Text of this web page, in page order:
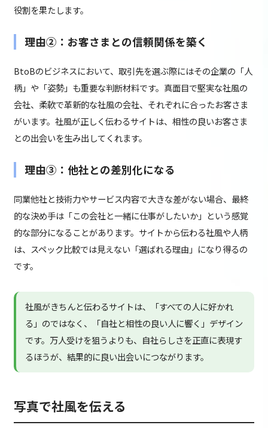
役割を果たします。
理由②：お客さまとの信頼関係を築く
BtoBのビジネスにおいて、取引先を選ぶ際にはその企業の「人
柄」や「姿勢」も重要な判断材料です。真面目で堅実な社風の
会社、柔軟で革新的な社風の会社、それぞれに合ったお客さま
がいます。社風が正しく伝わるサイトは、相性の良いお客さま
との出会いを生み出してくれます。
理由③：他社との差別化になる
同業他社と技術力やサービス内容で大きな差がない場合、最終
的な決め手は「この会社と一緒に仕事がしたいか」という感覚
的な部分になることがあります。サイトから伝わる社風や人柄
は、スペック比較では見えない「選ばれる理由」になり得るの
です。
社風がきちんと伝わるサイトは、「すべての人に好かれ
る」のではなく、「自社と相性の良い人に響く」デザイン
です。万人受けを狙うよりも、自社らしさを正直に表現す
るほうが、結果的に良い出会いにつながります。
写真で社風を伝える